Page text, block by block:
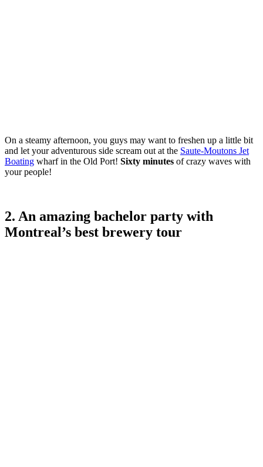
On a steamy afternoon, you guys may want to freshen up a little bit
and let your adventurous side scream out at the Saute-Moutons Jet
Boating wharf in the Old Port! Sixty minutes of crazy waves with
your people!
2. An amazing bachelor party with
Montreal’s best brewery tour